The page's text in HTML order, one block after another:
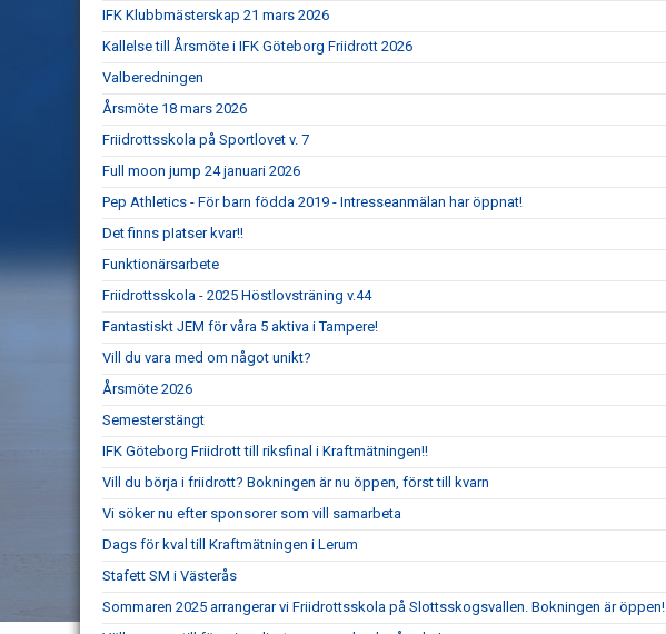
IFK Klubbmästerskap 21 mars 2026
Kallelse till Årsmöte i IFK Göteborg Friidrott 2026
Valberedningen
Årsmöte 18 mars 2026
Friidrottsskola på Sportlovet v. 7
Full moon jump 24 januari 2026
Pep Athletics - För barn födda 2019 - Intresseanmälan har öppnat!
Det finns pIatser kvar!!
Funktionärsarbete
Friidrottsskola - 2025 Höstlovsträning v.44
Fantastiskt JEM för våra 5 aktiva i Tampere!
Vill du vara med om något unikt?
Årsmöte 2026
Semesterstängt
IFK Göteborg Friidrott till riksfinal i Kraftmätningen!!
Vill du börja i friidrott? Bokningen är nu öppen, först till kvarn
Vi söker nu efter sponsorer som vill samarbeta
Dags för kval till Kraftmätningen i Lerum
Stafett SM i Västerås
Sommaren 2025 arrangerar vi Friidrottsskola på Slottsskogsvallen. Bokningen är öppen!